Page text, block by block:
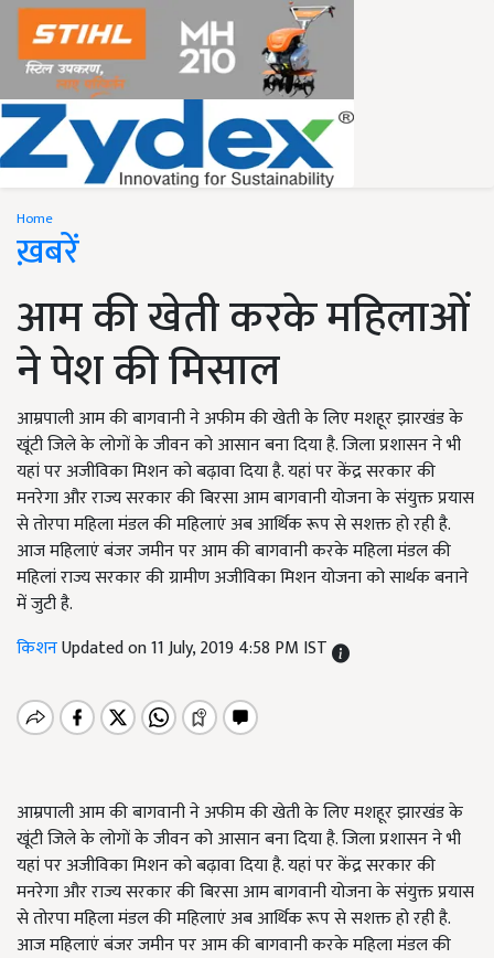
Home
ख़बरें
आम की खेती करके महिलाओं
ने पेश की मिसाल
आम्रपाली आम की बागवानी ने अफीम की खेती के लिए मशहूर झारखंड के
खूंटी जिले के लोगों के जीवन को आसान बना दिया है. जिला प्रशासन ने भी
यहां पर अजीविका मिशन को बढ़ावा दिया है. यहां पर केंद्र सरकार की
मनरेगा और राज्य सरकार की बिरसा आम बागवानी योजना के संयुक्त प्रयास
से तोरपा महिला मंडल की महिलाएं अब आर्थिक रूप से सशक्त हो रही है.
आज महिलाएं बंजर जमीन पर आम की बागवानी करके महिला मंडल की
महिलां राज्य सरकार की ग्रामीण अजीविका मिशन योजना को सार्थक बनाने
में जुटी है.
किशनUpdated on 11 July, 2019 4:58 PM IST
आम्रपाली आम की बागवानी ने अफीम की खेती के लिए मशहूर झारखंड के
खूंटी जिले के लोगों के जीवन को आसान बना दिया है. जिला प्रशासन ने भी
यहां पर अजीविका मिशन को बढ़ावा दिया है. यहां पर केंद्र सरकार की
मनरेगा और राज्य सरकार की बिरसा आम बागवानी योजना के संयुक्त प्रयास
से तोरपा महिला मंडल की महिलाएं अब आर्थिक रूप से सशक्त हो रही है.
आज महिलाएं बंजर जमीन पर आम की बागवानी करके महिला मंडल की